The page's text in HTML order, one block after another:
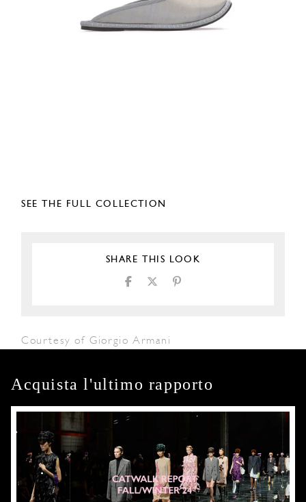
SEE THE FULL COLLECTION
SHARE THIS LOOK
Courtesy of Giorgio Armani
Acquista l'ultimo rapporto